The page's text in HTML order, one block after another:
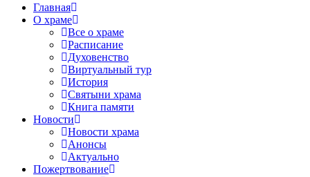
Главная
О храме
Все о храме
Расписание
Духовенство
Виртуальный тур
История
Святыни храма
Книга памяти
Новости
Новости храма
Анонсы
Актуально
Пожертвование